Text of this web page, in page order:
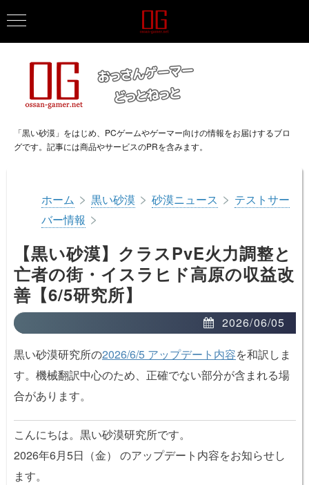
「黒い砂漠」をはじめ、PCゲームやゲーマー向けの情報をお届けするブロ
グです。記事には商品やサービスのPRを含みます。
ホーム > 黒い砂漠 > 砂漠ニュース > テストサー
バー情報 >
【黒い砂漠】クラスPvE火力調整と
亡者の街・イスラヒド高原の収益改
善【6/5研究所】
2026/06/05
黒い砂漠研究所の2026/6/5 アップデート内容を和訳しま
す。機械翻訳中心のため、正確でない部分が含まれる場
合があります。
こんにちは。黒い砂漠研究所です。
2026年6月5日（金） のアップデート内容をお知らせし
ます。